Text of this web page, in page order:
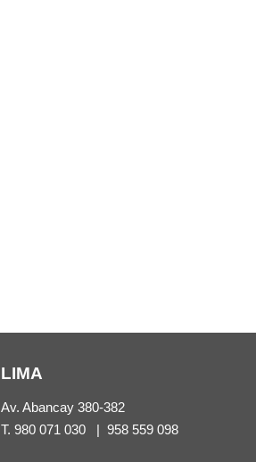
LIMA
Av. Abancay 380-382
T. 980 071 030| 958 559 098